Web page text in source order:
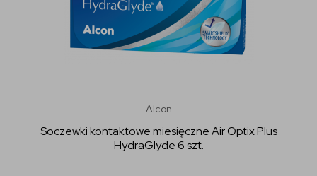
Alcon
Soczewki kontaktowe miesięczne Air Optix Plus
HydraGlyde 6 szt.